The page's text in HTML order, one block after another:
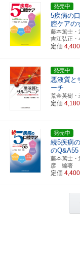
発売中
5疾病の
腔ケアの
藤本篤士・
吉江弘正
定価
発売中
悪液質と
ーチ
荒金英樹
定価
発売中
続5疾病
のQ&A55
藤本篤士・
彦 編著
定価